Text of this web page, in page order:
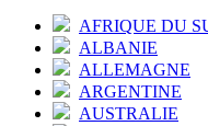
AFRIQUE DU
ALBANIE
ALLEMAGNE
ARGENTINE
AUSTRALIE